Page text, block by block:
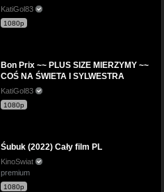
KatiGol83
1080p
Bon Prix ~~ PLUS SIZE MIERZYMY ~~
COŚ NA ŚWIETA I SYLWESTRA
KatiGol83
1080p
Śubuk (2022) Cały film PL
KinoSwiat
premium
1080p